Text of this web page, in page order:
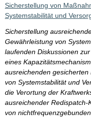
Sicherstellung von
Systemstabilität und
Sicherstellung
Gewährleistung von
laufenden Diskussionen
eines
ausreichenden
von Systemstabilität und
die Verortung der
ausreichender
von